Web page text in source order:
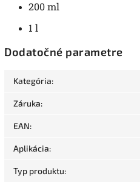
200 ml
1 l
Dodatočné parametre
Kategória:
Záruka:
EAN:
Aplikácia:
Typ produktu: